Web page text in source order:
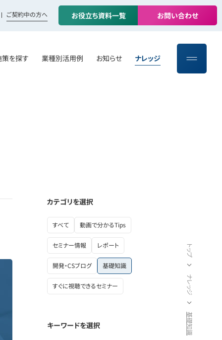
ご契約中の方へ お役立ち資料一覧 お問い合わせ
策を探す 業種別活用例 お知らせ ナレッジ
トップ
ナレッジ
基礎知識
カテゴリを選択
すべて 動画で分かるTips
セミナー情報 レポート
開発・CSブログ 基礎知識
すぐに視聴できるセミナー
キーワードを選択